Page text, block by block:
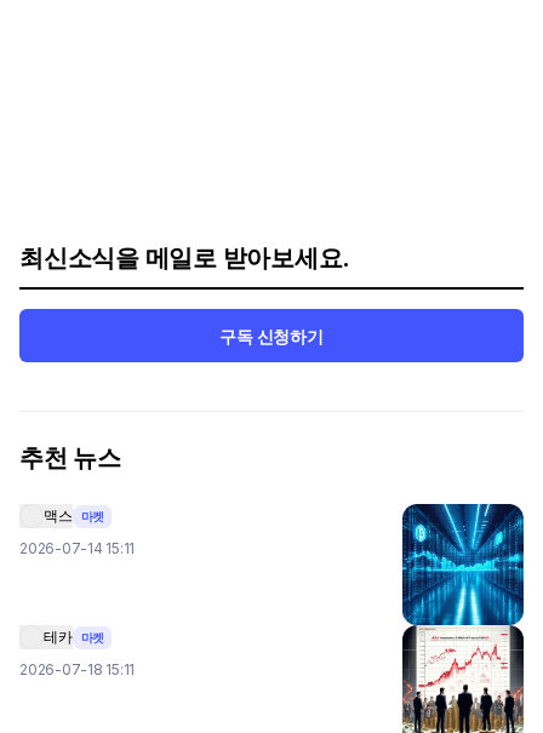
최신소식을 메일로 받아보세요.
구독 신청하기
추천 뉴스
맥스 마켓
2026-07-14 15:11
테카 마켓
2026-07-18 15:11